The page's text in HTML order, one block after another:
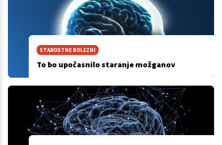
STAROSTNE BOLEZNI
To bo upočasnilo staranje možganov